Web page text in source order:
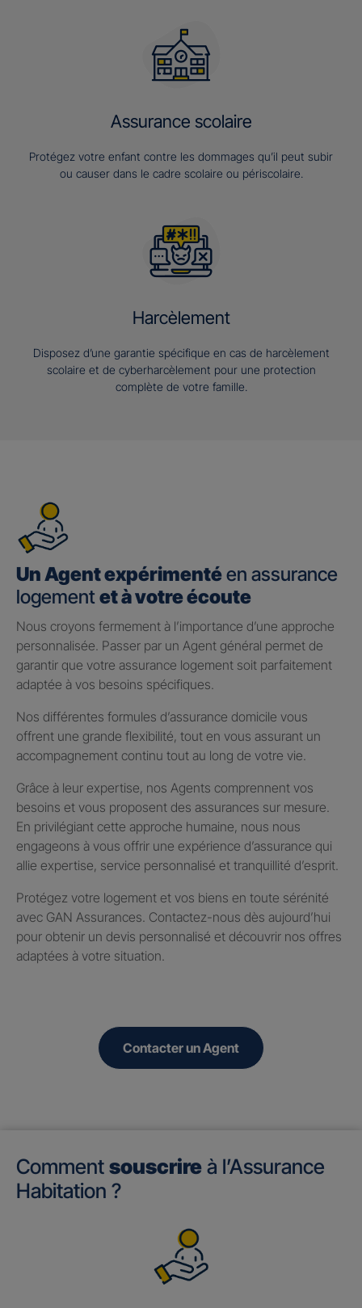
Assurance scolaire
Protégez votre enfant contre les dommages qu’il peut subir
ou causer dans le cadre scolaire ou périscolaire.
Harcèlement
Disposez d’une garantie spécifique en cas de harcèlement
scolaire et de cyberharcèlement pour une protection
complète de votre famille.
Un Agent expérimentéen assurance
logement et à votre écoute
Nous croyons fermement à l’importance d’une approche
personnalisée. Passer par un Agent général permet de
garantir que votre assurance logement soit parfaitement
adaptée à vos besoins spécifiques.
Nos différentes formules d’assurance domicile vous
offrent une grande flexibilité, tout en vous assurant un
accompagnement continu tout au long de votre vie.
Grâce à leur expertise, nos Agents comprennent vos
besoins et vous proposent des assurances sur mesure.
En privilégiant cette approche humaine, nous nous
engageons à vous offrir une expérience d’assurance qui
allie expertise, service personnalisé et tranquillité d’esprit.
Protégez votre logement et vos biens en toute sérénité
avec GAN Assurances. Contactez-nous dès aujourd’hui
pour obtenir un devis personnalisé et découvrir nos offres
adaptées à votre situation.
Contacter un Agent
Comment souscrire à l’Assurance
Habitation ?